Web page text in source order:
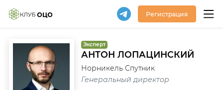
Регистрация
Эксперт
АНТОН ЛОПАЦИНСКИЙ
Норникель Спутник
Генеральный директор